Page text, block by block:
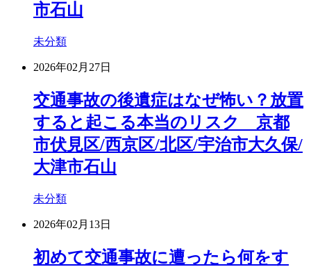
市石山
未分類
2026年02月27日
交通事故の後遺症はなぜ怖い？放置
すると起こる本当のリスク 京都
市伏見区/西京区/北区/宇治市大久保/
大津市石山
未分類
2026年02月13日
初めて交通事故に遭ったら何をす